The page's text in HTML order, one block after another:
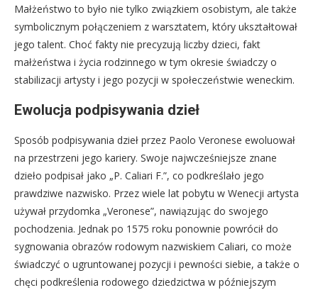
Małżeństwo to było nie tylko związkiem osobistym, ale także
symbolicznym połączeniem z warsztatem, który ukształtował
jego talent. Choć fakty nie precyzują liczby dzieci, fakt
małżeństwa i życia rodzinnego w tym okresie świadczy o
stabilizacji artysty i jego pozycji w społeczeństwie weneckim.
Ewolucja podpisywania dzieł
Sposób podpisywania dzieł przez Paolo Veronese ewoluował
na przestrzeni jego kariery. Swoje najwcześniejsze znane
dzieło podpisał jako „P. Caliari F.”, co podkreślało jego
prawdziwe nazwisko. Przez wiele lat pobytu w Wenecji artysta
używał przydomka „Veronese”, nawiązując do swojego
pochodzenia. Jednak po 1575 roku ponownie powrócił do
sygnowania obrazów rodowym nazwiskiem Caliari, co może
świadczyć o ugruntowanej pozycji i pewności siebie, a także o
chęci podkreślenia rodowego dziedzictwa w późniejszym